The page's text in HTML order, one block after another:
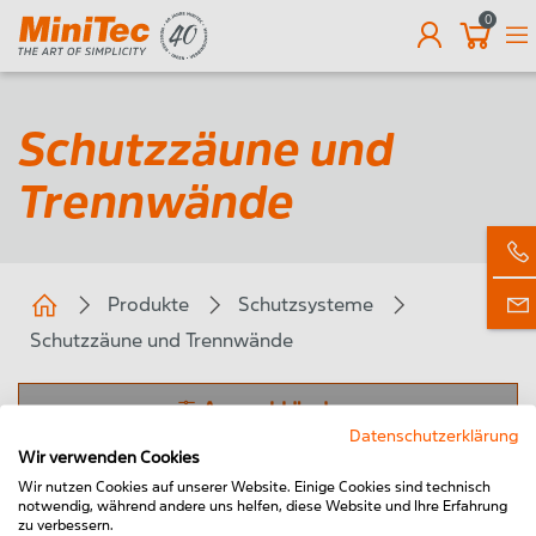
0
Schutzzäune und
Trennwände
Produkte
Schutzsysteme
Schutzzäune und Trennwände
Auswahl ändern
Nur direkt bestellbare Produkte anzeigen
Datenschutzerklärung
Wir verwenden Cookies
Wir nutzen Cookies auf unserer Website. Einige Cookies sind technisch
notwendig, während andere uns helfen, diese Website und Ihre Erfahrung
zu verbessern.